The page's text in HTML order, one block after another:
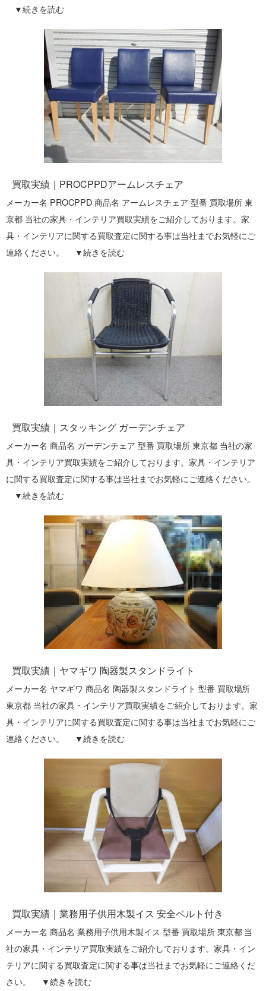
▼続きを読む
買取実績｜PROCPPDアームレスチェア
メーカー名 PROCPPD 商品名 アームレスチェア 型番 買取場所 東
京都 当社の家具・インテリア買取実績をご紹介しております。家
具・インテリアに関する買取査定に関する事は当社までお気軽にご
連絡ください。 ▼続きを読む
買取実績｜スタッキング ガーデンチェア
メーカー名 商品名 ガーデンチェア 型番 買取場所 東京都 当社の家
具・インテリア買取実績をご紹介しております。家具・インテリア
に関する買取査定に関する事は当社までお気軽にご連絡ください。
▼続きを読む
買取実績｜ヤマギワ 陶器製スタンドライト
メーカー名 ヤマギワ 商品名 陶器製スタンドライト 型番 買取場所
東京都 当社の家具・インテリア買取実績をご紹介しております。家
具・インテリアに関する買取査定に関する事は当社までお気軽にご
連絡ください。 ▼続きを読む
買取実績｜業務用子供用木製イス 安全ベルト付き
メーカー名 商品名 業務用子供用木製イス 型番 買取場所 東京都 当
社の家具・インテリア買取実績をご紹介しております。家具・イン
テリアに関する買取査定に関する事は当社までお気軽にご連絡くだ
さい。 ▼続きを読む